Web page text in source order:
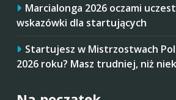
Marcialonga 2026 oczami
wskazówki dla startujących
Startujesz w Mistrzostwach
2026 roku? Masz trudniej, niż